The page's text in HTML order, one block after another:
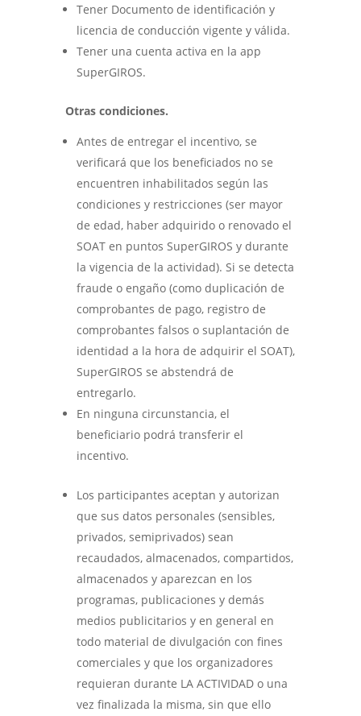
Tener Documento de identificación y
licencia de conducción vigente y válida.
Tener una cuenta activa en la app
SuperGIROS.
Otras condiciones.
Antes de entregar el incentivo, se
verificará que los beneficiados no se
encuentren inhabilitados según las
condiciones y restricciones (ser mayor
de edad, haber adquirido o renovado el
SOAT en puntos SuperGIROS y durante
la vigencia de la actividad). Si se detecta
fraude o engaño (como duplicación de
comprobantes de pago, registro de
comprobantes falsos o suplantación de
identidad a la hora de adquirir el SOAT),
SuperGIROS se abstendrá de
entregarlo.
En ninguna circunstancia, el
beneficiario podrá transferir el
incentivo.
Los participantes aceptan y autorizan
que sus datos personales (sensibles,
privados, semiprivados) sean
recaudados, almacenados, compartidos,
almacenados y aparezcan en los
programas, publicaciones y demás
medios publicitarios y en general en
todo material de divulgación con fines
comerciales y que los organizadores
requieran durante LA ACTIVIDAD o una
vez finalizada la misma, sin que ello